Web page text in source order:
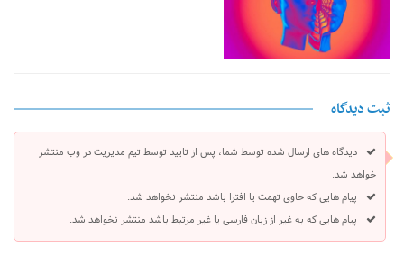
ثبت دیدگاه
دیدگاه های ارسال شده توسط شما، پس از تایید توسط تیم مدیریت در وب منتشر
خواهد شد.
پیام هایی که حاوی تهمت یا افترا باشد منتشر نخواهد شد.
پیام هایی که به غیر از زبان فارسی یا غیر مرتبط باشد منتشر نخواهد شد.